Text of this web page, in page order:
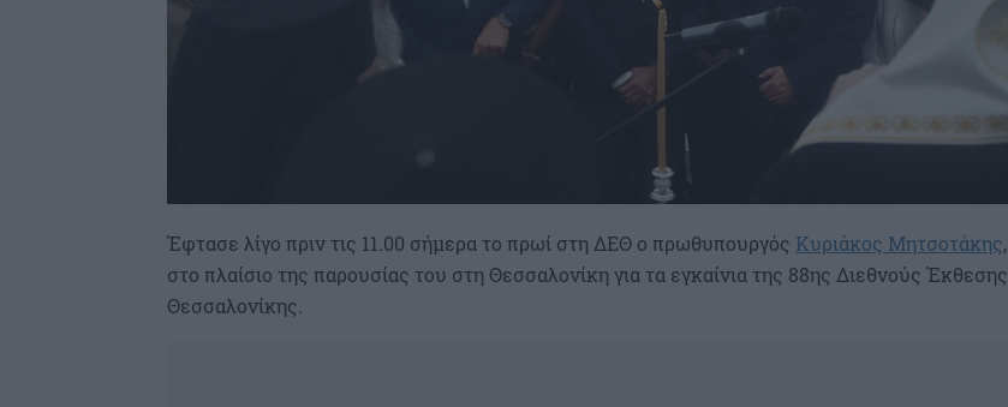
Έφτασε λίγο πριν τις 11.00 σήμερα το πρωί στη ΔΕΘ ο πρωθυπουργός Κυριάκος Μητσοτάκης,
στο πλαίσιο της παρουσίας του στη Θεσσαλονίκη για τα εγκαίνια της 88ης Διεθνούς Έκθεσης
Θεσσαλονίκης.